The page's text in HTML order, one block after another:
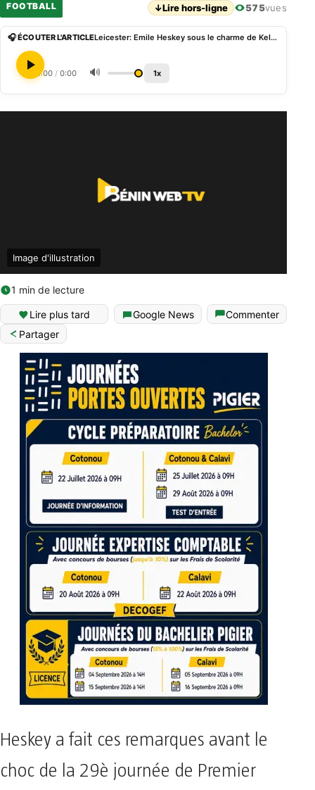
FOOTBALL ↓Lire hors-ligne 575vues
🎧 ÉCOUTER L'ARTICLE Leicester: Emile Heskey sous le charme de Kelechi Iheanacho
0:00 / 0:00 🔊 1x
Image d'illustration
1 min de lecture
Lire plus tard Google News
Commenter
Partager
Heskey a fait ces remarques avant le
choc de la 29è journée de Premier